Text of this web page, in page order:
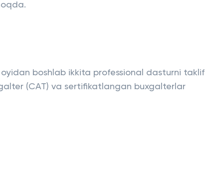
oyidan boshlab ikkita professional dasturni taklif
(CAT) va sertifikatlangan buxgalterlar